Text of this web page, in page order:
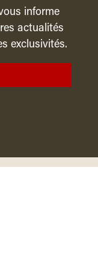
informe
actualités
exclusivités.